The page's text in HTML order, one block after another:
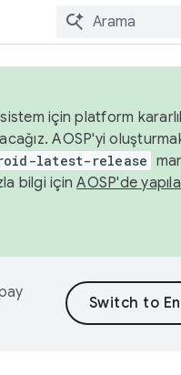
için platform
AOSP'yi
latest-release
bilgi içinAOSP'de